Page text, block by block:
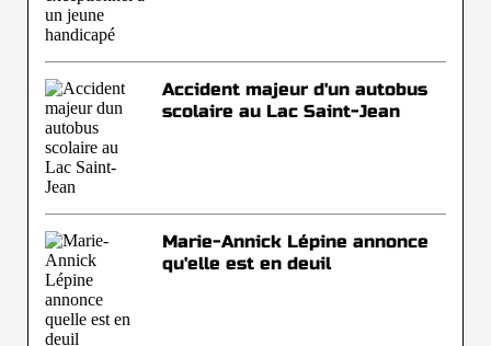
Accident majeur d'un autobus
scolaire au Lac Saint-Jean
Marie-Annick Lépine annonce
qu'elle est en deuil